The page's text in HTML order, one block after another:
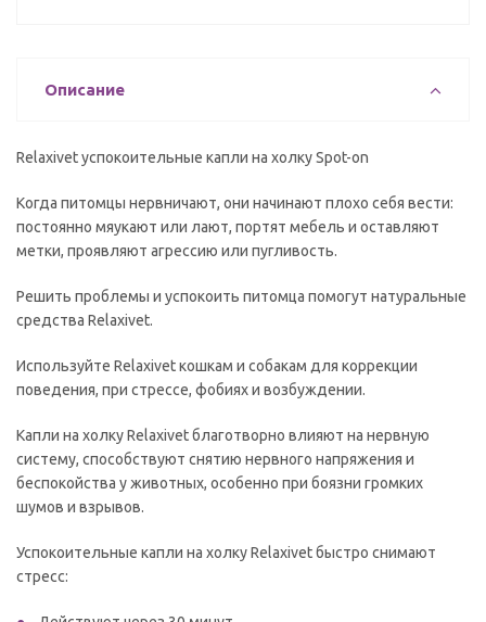
Описание
Relaxivet успокоительные капли на холку Spot-on
Когда питомцы нервничают, они начинают плохо себя вести:
постоянно мяукают или лают, портят мебель и оставляют
метки, проявляют агрессию или пугливость.
Решить проблемы и успокоить питомца помогут натуральные
средства Relaxivet.
Используйте Relaxivet кошкам и собакам для коррекции
поведения, при стрессе, фобиях и возбуждении.
Капли на холку Relaxivet благотворно влияют на нервную
систему, способствуют снятию нервного напряжения и
беспокойства у животных, особенно при боязни громких
шумов и взрывов.
Успокоительные капли на холку Relaxivet быстро снимают
стресс: